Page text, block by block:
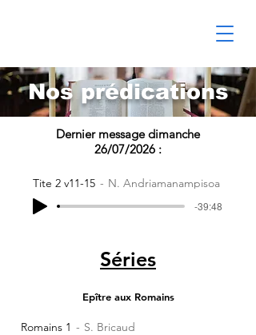
Nos prédications
Dernier message dimanche
26/07/2026 :
Tite 2 v11-15 N. Andriamanampisoa
-39:48
Séries
Epître aux Romains
Romains 1 S. Bricaud